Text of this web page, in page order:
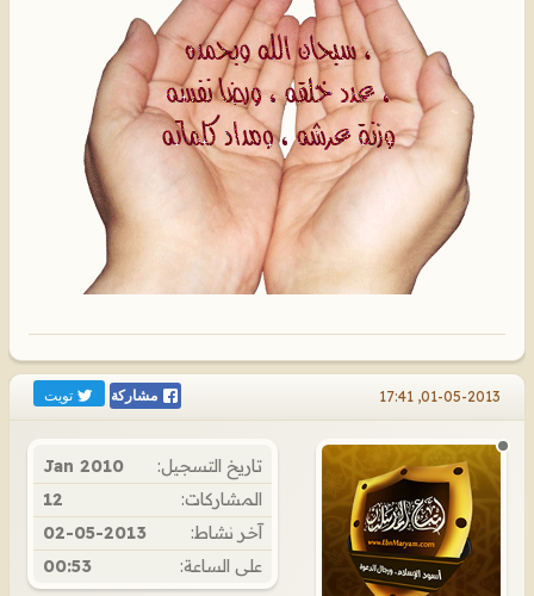
01-05-2013, 17:41 مشاركة تويت
تاريخ التسجيل:
Jan 2010
المشاركات:
12
آخر نشاط:
02-05-2013
على الساعة:
00:53